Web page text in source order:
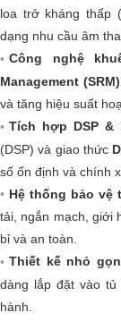
loa trở kháng thấp
dạng nhu cầu âm
Công nghệ
Management (SRM)
và tăng hiệu suất
Tích hợp DSP &
(DSP) và giao thức
số ổn định và chính
Hệ thống bảo vệ
tải, ngắn mạch, giới
bỉ và an toàn.
Thiết kế nhỏ
dàng lắp đặt vào
hành.